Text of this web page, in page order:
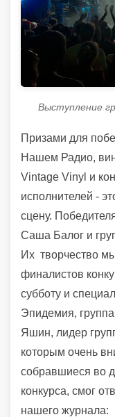
Выступление
Призами для
Нашем Радио,
Vintage Vinyl и
исполнителей -
сцену.
Саша Балог и
Их творчество
финалистов
субботу и
Эпидемия,
Яшин, лидер
которым очень
собравшиеся во
конкурса, смог
нашего журнала: